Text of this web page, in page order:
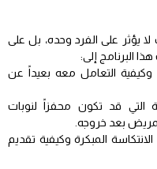
لا يؤثر على الفرد وحده، بل على
البرنامج إلى:
التعامل معه بعيداً عن
التي قد تكون محفزاً لنوبات
بعد خروجه.
المبكرة وكيفية تقديم